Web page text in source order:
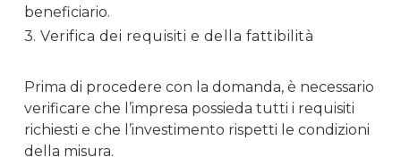
beneficiario.
3. Verifica dei requisiti e della fattibilità
Prima di procedere con la domanda, è necessario
verificare che l’impresa possieda tutti i requisiti
richiesti e che l’investimento rispetti le condizioni
della misura.